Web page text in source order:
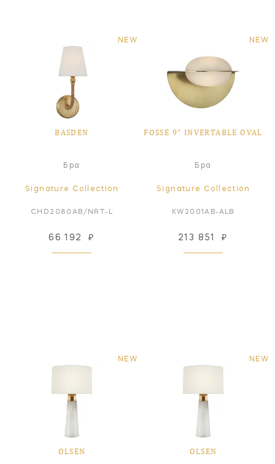
NEW
BASDEN
Бра
Signature Collection
CHD2080AB/NRT-L
66 192 ₽
NEW
FOSSE 9" INVERTABLE OVAL
Бра
Signature Collection
KW2001AB-ALB
213 851 ₽
NEW
OLSEN
NEW
OLSEN